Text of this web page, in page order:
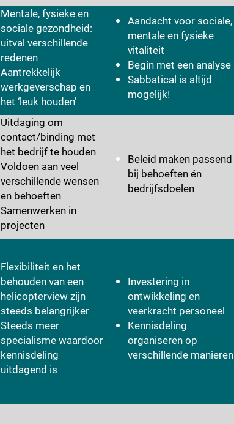
Mentale, fysieke en
sociale gezondheid:
uitval verschillende
redenen
Aantrekkelijk
werkgeverschap en
het ‘leuk houden’
Aandacht voor sociale,
mentale en fysieke
vitaliteit
Begin met een analyse
Sabbatical is altijd
mogelijk!
Uitdaging om
contact/binding met
het bedrijf te houden
Voldoen aan veel
verschillende wensen
en behoeften
Samenwerken in
projecten
Beleid maken passend
bij behoeften én
bedrijfsdoelen
Flexibiliteit en het
behouden van een
helicopterview zijn
steeds belangrijker
Steeds meer
specialisme waardoor
kennisdeling
uitdagend is
Investering in
ontwikkeling en
veerkracht personeel
Kennisdeling
organiseren op
verschillende manieren